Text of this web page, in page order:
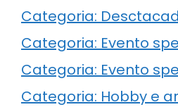
Categoria:
Categoria: Evento
Categoria: Evento
Categoria: Hobby e